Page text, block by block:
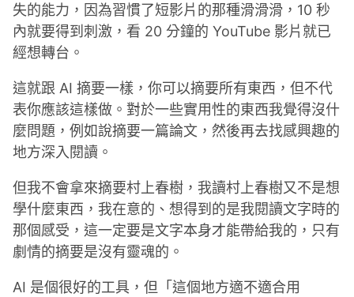
失的能力，因為習慣了短影片的那種滑滑滑，10 秒
內就要得到刺激，看 20 分鐘的 YouTube 影片就已
經想轉台。
這就跟 AI 摘要一樣，你可以摘要所有東西，但不代
表你應該這樣做。對於一些實用性的東西我覺得沒什
麼問題，例如說摘要一篇論文，然後再去找感興趣的
地方深入閱讀。
但我不會拿來摘要村上春樹，我讀村上春樹又不是想
學什麼東西，我在意的、想得到的是我閱讀文字時的
那個感受，這一定要是文字本身才能帶給我的，只有
劇情的摘要是沒有靈魂的。
AI 是個很好的工具，但「這個地方適不適合用